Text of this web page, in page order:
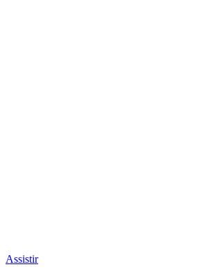
Assistir